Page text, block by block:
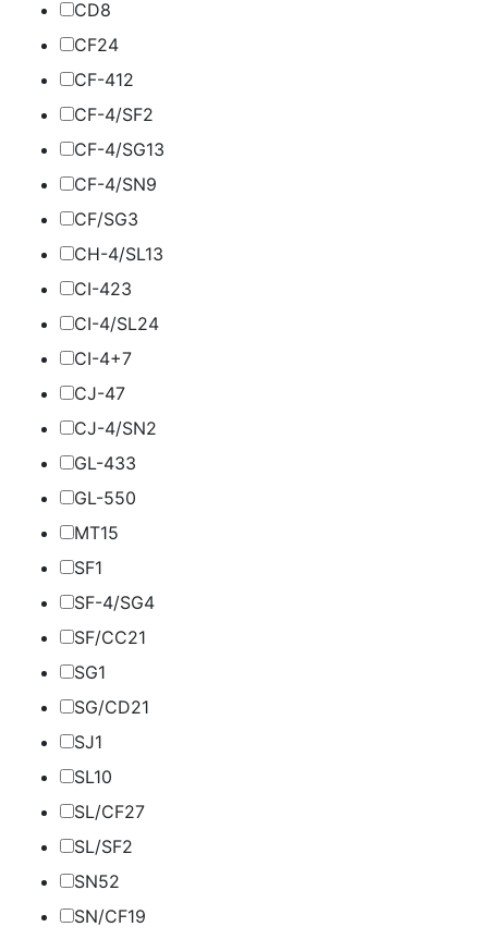
CD8
CF24
CF-412
CF-4/SF2
CF-4/SG13
CF-4/SN9
CF/SG3
CH-4/SL13
CI-423
CI-4/SL24
CI-4+7
CJ-47
CJ-4/SN2
GL-433
GL-550
MT15
SF1
SF-4/SG4
SF/CC21
SG1
SG/CD21
SJ1
SL10
SL/CF27
SL/SF2
SN52
SN/CF19